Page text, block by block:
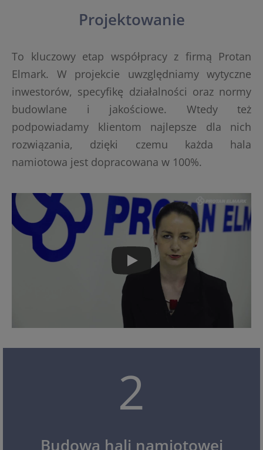
Projektowanie
To kluczowy etap współpracy z firmą Protan
Elmark. W projekcie uwzględniamy wytyczne
inwestorów, specyfikę działalności oraz normy
budowlane i jakościowe. Wtedy też
podpowiadamy klientom najlepsze dla nich
rozwiązania, dzięki czemu każda hala
namiotowa jest dopracowana w 100%.
2
Budowa hali namiotowej